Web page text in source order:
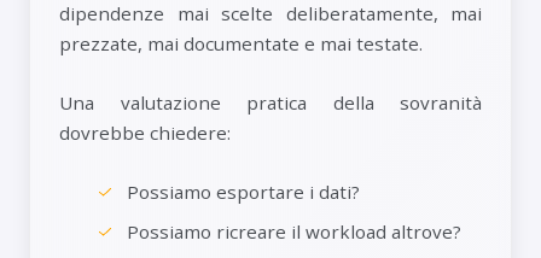
dipendenze mai scelte deliberatamente, mai
prezzate, mai documentate e mai testate.
Una valutazione pratica della sovranità
dovrebbe chiedere:
Possiamo esportare i dati?
Possiamo ricreare il workload altrove?